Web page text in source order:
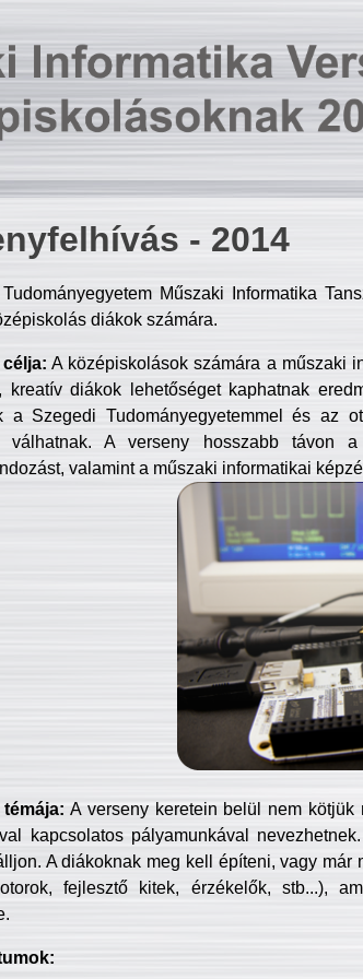
- 2014
Műszaki Informatika
diákok számára.
A középiskolások számára a műszaki
kreatív diákok lehetőséget kaphatnak
a Szegedi Tudományegyetemmel és az
válhatnak. A verseny hosszabb távon
valamint a műszaki informatikai
A verseny keretein belül nem
kapcsolatos pályamunkával
A diákoknak meg kell építeni, vagy
fejlesztő kitek, érzékelők, stb...),